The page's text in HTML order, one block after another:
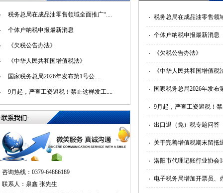
税务总局在成品油零售领域全面推广“....
个体户纳税申报最新消息
《欠税公告办法》
《中华人民共和国增值税法》
国家税务总局2026年发布第1号公....
9月起，严查工资避税！禁止这样发工....
咨询热线：0379-64886189
联系人：泉鑫 张先生
税务总局在成品油零售领
个体户纳税申报最新消息
《欠税公告办法》
《中华人民共和国增值税
国家税务总局2026年发
9月起，严查工资避税！
出口退（免）税专题问答
关于完善增值税期末留抵
洛阳市代理记账行业协会